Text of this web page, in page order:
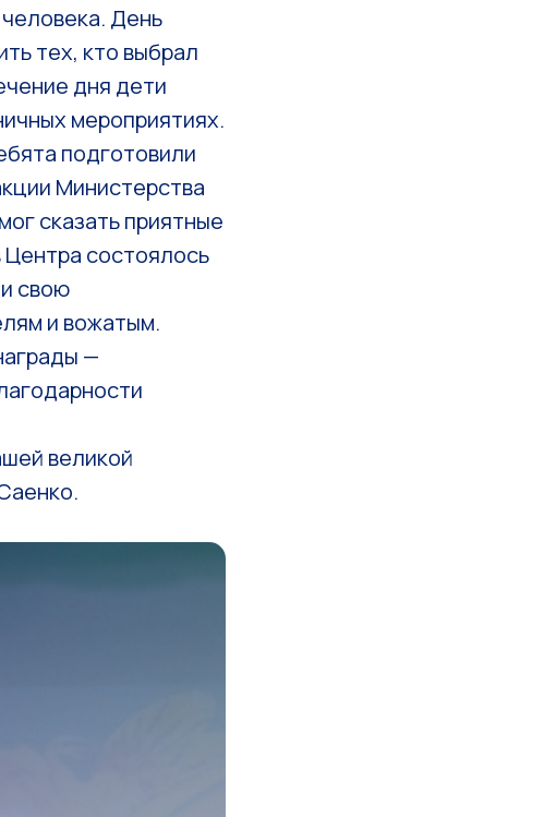
День
тех, кто выбрал
дня дети
мероприятиях.
подготовили
Министерства
сказать приятные
состоялось
свою
и вожатым.
—
великой